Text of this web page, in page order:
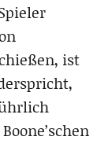
ist